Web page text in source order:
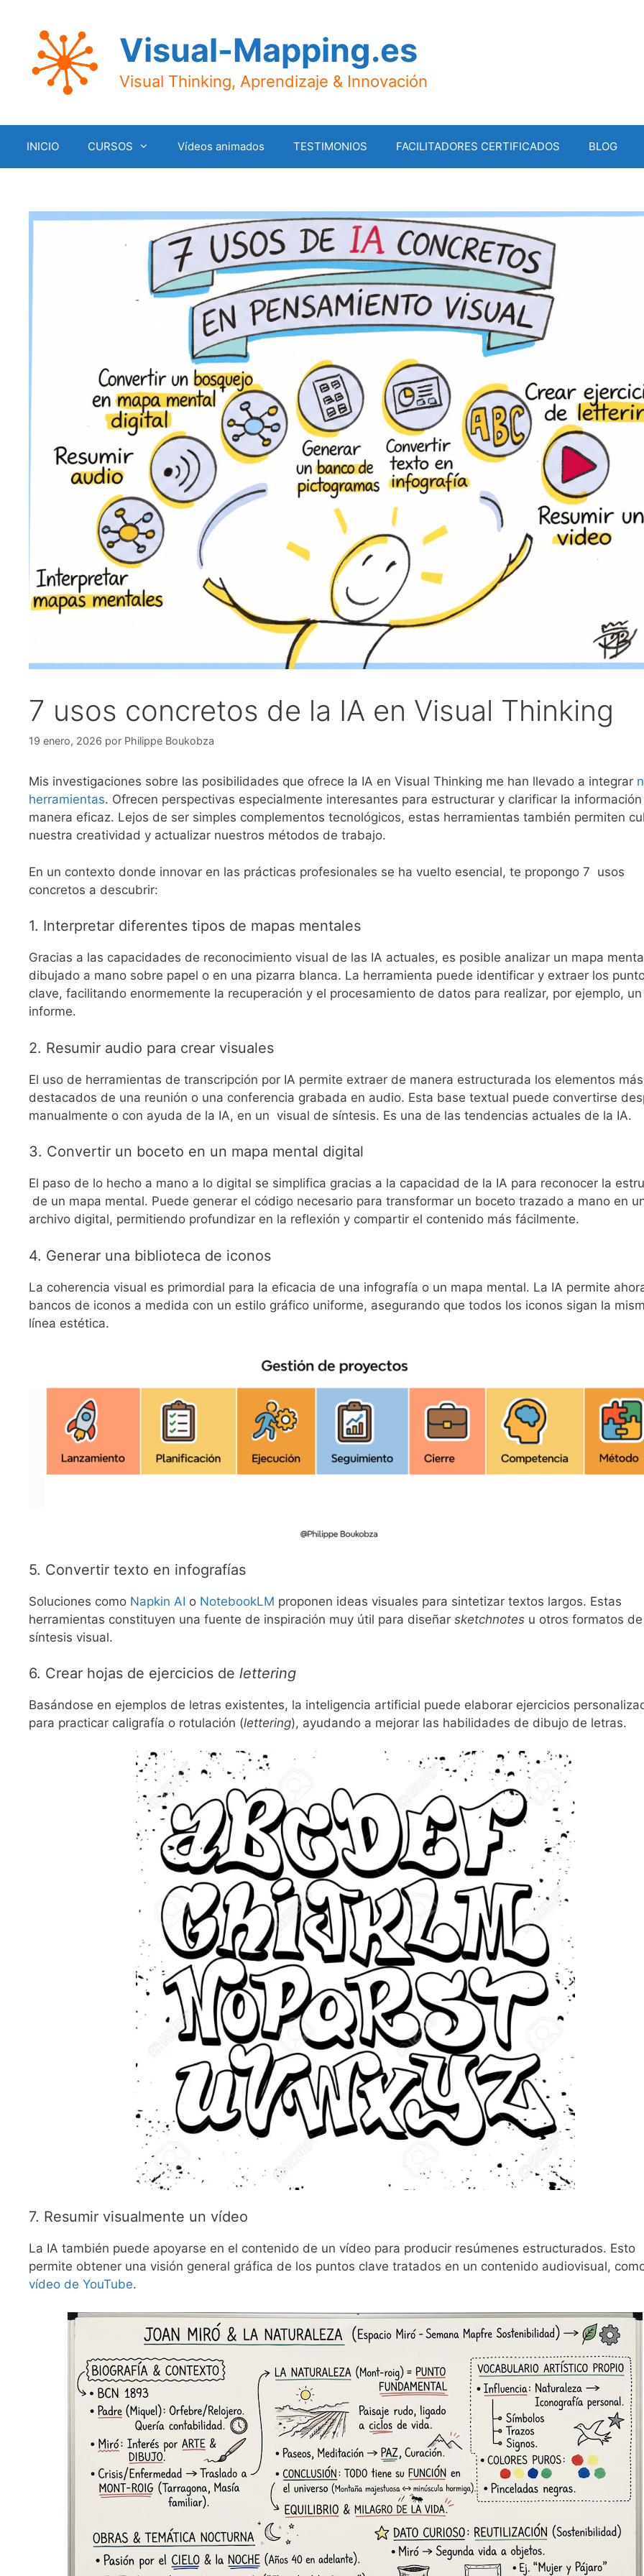
contenido
Visual-Mapping.es
Visual Thinking, Aprendizaje & Innovación
INICIO CURSOS Vídeos animados TESTIMONIOS FACILITADORES CERTIFICADOS BLOG
7 usos concretos de la IA en Visual Thinking
19 enero, 2026 por Philippe Boukobza
Mis investigaciones sobre las posibilidades que ofrece la IA en Visual Thinking me han llevado a integrar
herramientas. Ofrecen perspectivas especialmente interesantes para estructurar y clarificar la
manera eficaz. Lejos de ser simples complementos tecnológicos, estas herramientas también permiten
nuestra creatividad y actualizar nuestros métodos de trabajo.
En un contexto donde innovar en las prácticas profesionales se ha vuelto esencial, te propongo 7 usos
concretos a descubrir:
1. Interpretar diferentes tipos de mapas mentales
Gracias a las capacidades de reconocimiento visual de las IA actuales, es posible analizar un mapa
dibujado a mano sobre papel o en una pizarra blanca. La herramienta puede identificar y extraer los
clave, facilitando enormemente la recuperación y el procesamiento de datos para realizar, por ejemplo,
informe.
2. Resumir audio para crear visuales
El uso de herramientas de transcripción por IA permite extraer de manera estructurada los elementos más
destacados de una reunión o una conferencia grabada en audio. Esta base textual puede convertirse
manualmente o con ayuda de la IA, en un visual de síntesis. Es una de las tendencias actuales de la IA.
3. Convertir un boceto en un mapa mental digital
El paso de lo hecho a mano a lo digital se simplifica gracias a la capacidad de la IA para reconocer la
de un mapa mental. Puede generar el código necesario para transformar un boceto trazado a mano en
archivo digital, permitiendo profundizar en la reflexión y compartir el contenido más fácilmente.
4. Generar una biblioteca de iconos
La coherencia visual es primordial para la eficacia de una infografía o un mapa mental. La IA permite
bancos de iconos a medida con un estilo gráfico uniforme, asegurando que todos los iconos sigan la
línea estética.
5. Convertir texto en infografías
Soluciones como Napkin AI o NotebookLM proponen ideas visuales para sintetizar textos largos. Estas
herramientas constituyen una fuente de inspiración muy útil para diseñar sketchnotes u otros formatos de
síntesis visual.
6. Crear hojas de ejercicios de lettering
Basándose en ejemplos de letras existentes, la inteligencia artificial puede elaborar ejercicios
para practicar caligrafía o rotulación (lettering), ayudando a mejorar las habilidades de dibujo de letras.
7. Resumir visualmente un vídeo
La IA también puede apoyarse en el contenido de un vídeo para producir resúmenes estructurados. Esto
permite obtener una visión general gráfica de los puntos clave tratados en un contenido audiovisual,
vídeo de YouTube.